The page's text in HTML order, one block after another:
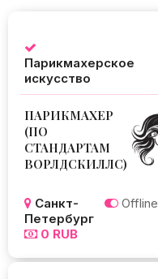
Парикмахерское
искусство
ПАРИКМАХЕР
(ПО
СТАНДАРТАМ
ВОРЛДСКИЛЛС)
Санкт-
Петербург
Offline
0 RUB